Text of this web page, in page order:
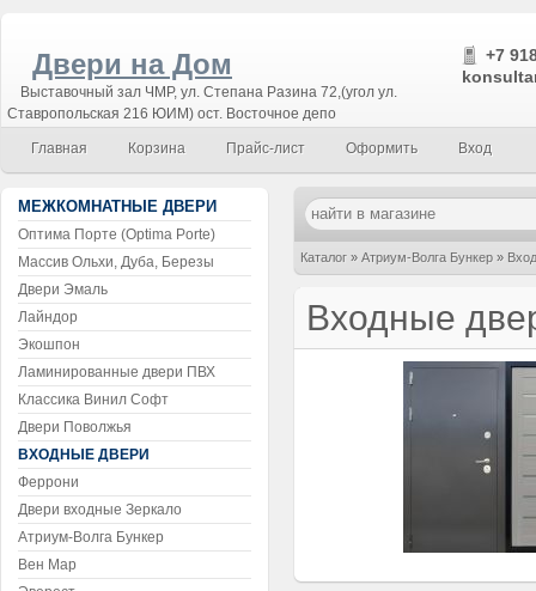
Двери на Дом
Выставочный зал ЧМР, ул. Степана Разина 72,(угол ул.
Ставропольская 216 ЮИМ) ост. Восточное депо
+7
Главная Корзина Прайс-лист Оформить Вход
Каталог » Атриум-Волга Бункер »
Входные
МЕЖКОМНАТНЫЕ ДВЕРИ
Оптима Порте (Optima Porte)
Массив Ольхи, Дуба, Березы
Двери Эмаль
Лайндор
Экошпон
Ламинированные двери ПВХ
Классика Винил Софт
Двери Поволжья
ВХОДНЫЕ ДВЕРИ
Феррони
Двери входные Зеркало
Атриум-Волга Бункер
Вен Мар